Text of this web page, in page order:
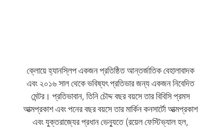
ক্লোয়ে হ্যানস্লিপ একজন প্রতিষ্ঠিত আন্তর্জাতিক বেহালাবাদক
এবং ২০১৬ সাল থেকে ভবিষ্যৎ প্রতিভার জন্য একজন নিবেদিত
মেন্টর। প্রতিভাবান, তিনি চৌদ্দ বছর বয়সে তার বিবিসি প্রমস
আত্মপ্রকাশ এবং পনের বছর বয়সে তার মার্কিন কনসার্টো আত্মপ্রকাশ
এবং যুক্তরাজ্যের প্রধান ভেন্যুতে (রয়েল ফেস্টিভ্যাল হল,